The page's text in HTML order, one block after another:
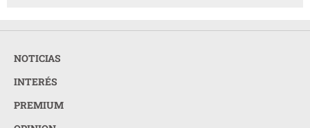
NOTICIAS
INTERÉS
PREMIUM